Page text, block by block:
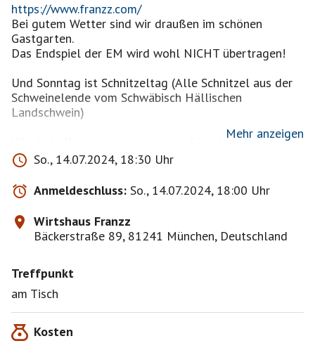
https://www.franzz.com/
Bei gutem Wetter sind wir draußen im schönen
Gastgarten.
Das Endspiel der EM wird wohl NICHT übertragen!
Und Sonntag ist Schnitzeltag (Alle Schnitzel aus der
Schweinelende vom Schwäbisch Hällischen
Landschwein)
Wir sind alle ganz entspannte und lustige Menschen,
die sich seit ein paar Jahren jeden Sonntag Abend in
einem anderen Wirtshaus oder im Sommer auch im
Biergarten treffen. Neue Gesichter sind immer herzlich
willkommen. Wir freuen uns auf euch!
Setzt Euch gerne auf die Warteliste - oft ändert sich
noch was!
https://www.muenchnersingles.de/group/2087
Mehr anzeigen
So., 14.07.2024, 18:30 Uhr
Anmeldeschluss: So., 14.07.2024, 18:00 Uhr
Wirtshaus Franzz
Bäckerstraße 89, 81241 München, Deutschland
Treffpunkt
am Tisch
Kosten